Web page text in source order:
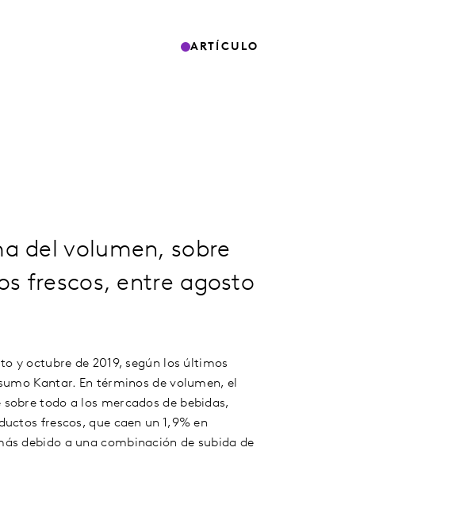
ARTÍCULO
del volumen, sobre
frescos, entre agosto
y octubre de 2019, según los últimos
Kantar. En términos de volumen, el
todo a los mercados de bebidas,
frescos, que caen un 1,9% en
debido a una combinación de subida de